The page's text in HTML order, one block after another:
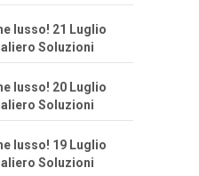
lusso! 21 Luglio
Soluzioni
lusso! 20 Luglio
Soluzioni
lusso! 19 Luglio
Soluzioni